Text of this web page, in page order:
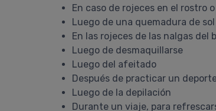
En caso de rojeces en el rostro
Luego de una quemadura de sol
En las rojeces de las nalgas del
Luego de desmaquillarse
Luego del afeitado
Después de practicar un
Luego de la depilación
Durante un viaje, para